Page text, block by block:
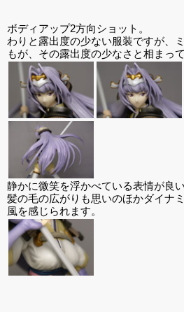
ボディアップ2方向ショット。
わりと露出度の少ない服装ですが、
もが、その露出度の少なさと相まっ
静かに微笑を浮かべている表情が良
髪の毛の広がりも思いのほかダイナ
風を感じられます。